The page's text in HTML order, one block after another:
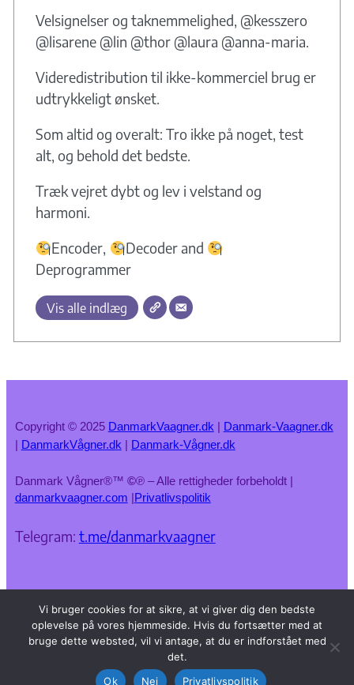
Velsignelser og taknemmelighed, @kesszero
@lisarene @lin @thor @laura @anna-maria.
Videredistribution til ikke-kommerciel brug er
udtrykkeligt ønsket.
Som altid og overalt: Tro ikke på noget, test
alt, og behold det bedste.
Træk vejret dybt og lev i velstand og
harmoni.
Encoder,
Decoder and
Deprogrammer
Vis alle indlæg
Copyright © 2025 DanmarkVaagner.dk | Danmark-Vaagner.dk
| DanmarkVågner.dk | Danmark-Vågner.dk
Danmark Vågner®™ ©℗ – Alle rettigheder forbeholdt |
danmarkvaagner.com
Privatlivspolitik
Telegram: t.me/danmarkvaagner
Vi bruger cookies for at sikre, at vi giver dig den bedste
oplevelse på vores hjemmeside. Hvis du fortsætter med at
bruge dette websted, vil vi antage, at du er indforstået med
det.
Ok
Nej Privatlivspolitik